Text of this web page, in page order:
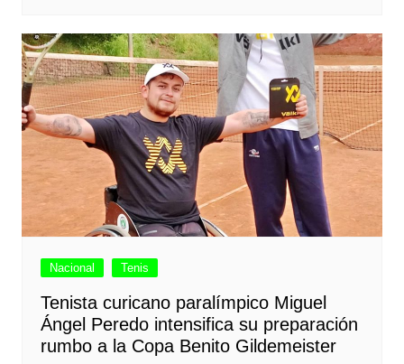
Nacional Tenis
Tenista curicano paralímpico Miguel
Ángel Peredo intensifica su preparación
rumbo a la Copa Benito Gildemeister